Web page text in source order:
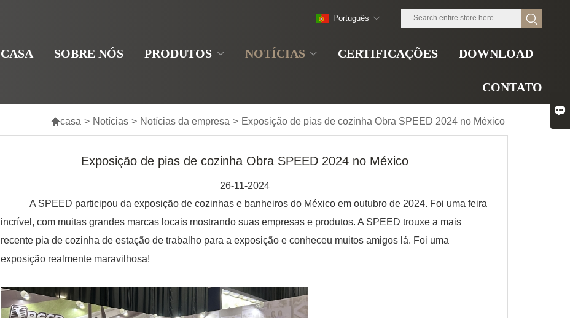
CASA SOBRE NÓS PRODUTOS NOTÍCIAS CERTIFICAÇÕES DOWNLOAD
CONTATO
Português
casa > Notícias > Notícias da empresa > Exposição de pias de cozinha Obra SPEED 2024 no México
Exposição de pias de cozinha Obra SPEED 2024 no México
26-11-2024
A SPEED participou da exposição de cozinhas e banheiros do México em outubro de 2024. Foi uma feira
incrível, com muitas grandes marcas locais mostrando suas empresas e produtos. A SPEED trouxe a mais
recente pia de cozinha de estação de trabalho para a exposição e conheceu muitos amigos lá. Foi uma
exposição realmente maravilhosa!
